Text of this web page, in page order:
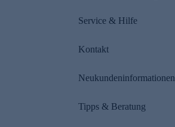
Service & Hilfe
Kontakt
Neukundeninformationen
Tipps & Beratung